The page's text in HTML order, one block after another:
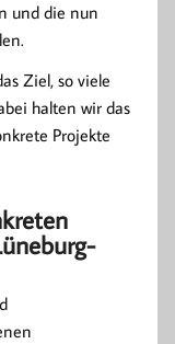
und die nun
Ziel, so viele
halten wir das
Projekte